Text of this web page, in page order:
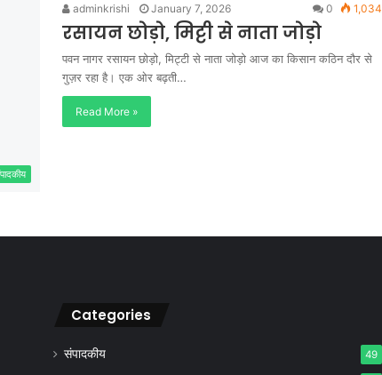
adminkrishi January 7, 2026 0 1,034
रसायन छोड़ो, मिट्टी से नाता जोड़ो
पवन नागर रसायन छोड़ो, मिट्टी से नाता जोड़ो आज का किसान कठिन दौर से
गुज़र रहा है। एक ओर बढ़ती…
Read More »
Categories
संपादकीय 49